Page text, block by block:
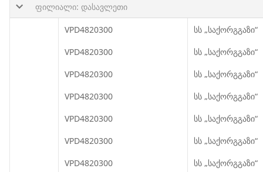
ფილიალი: დასავლეთი
VPD4820300
სს „საქორგგაზი“
VPD4820300
სს „საქორგგაზი“
VPD4820300
სს „საქორგგაზი“
VPD4820300
სს „საქორგგაზი“
VPD4820300
სს „საქორგგაზი“
VPD4820300
სს „საქორგგაზი“
VPD4820300
სს „საქორგგაზი“